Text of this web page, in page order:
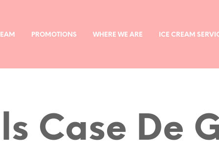
PROMOTIONS WHERE WE ARE ICE CREAM
Case De